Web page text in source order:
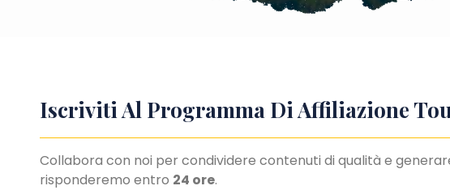
Iscriviti Al Programma Di Affiliazione
Collabora con noi per condividere contenuti di qualità e
risponderemo entro 24 ore.